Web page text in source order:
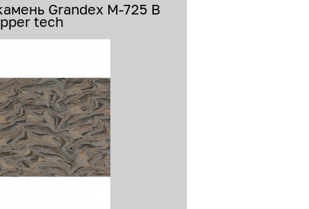
Grandex M-725 B
tech